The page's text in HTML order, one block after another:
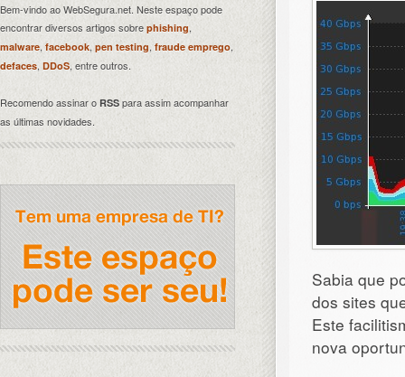
Sabia que
dos sites
Este
nova
Bem-vindo ao WebSegura.net. Neste espaço pode
encontrar diversos artigos sobre phishing,
malware, facebook, pen testing fraude emprego,
defaces, DDoS, entre outros.
Recomendo assinar o RSS para assim acompanhar
as últimas novidades.